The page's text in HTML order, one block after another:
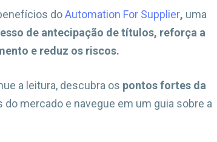
doAutomation For Supplier, uma
de antecipação de títulos, reforça a
e reduz os riscos.
a leitura, descubra os pontos fortes da
mercado e navegue em um guia sobre a